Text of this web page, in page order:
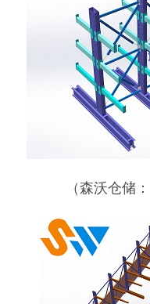
（森沃仓储